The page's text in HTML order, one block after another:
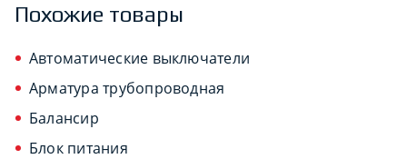
Похожие товары
Автоматические выключатели
Арматура трубопроводная
Балансир
Блок питания